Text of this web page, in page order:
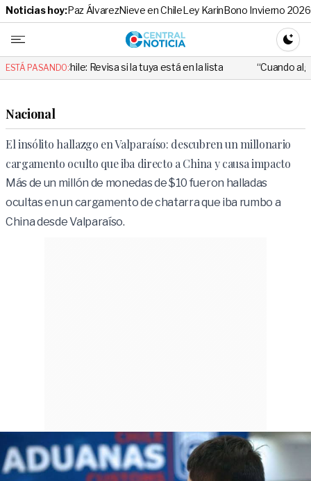
Noticias hoy:Paz ÁlvarezNieve en ChileLey KarinBono Invierno 2026
Central
ESTÁ PASANDO:
Revisa si la tuya está en la lista “Cuando alguien utiliza mal
Nacional
El insólito hallazgo en Valparaíso: descubren un millonario
cargamento oculto que iba directo a China y causa impacto
Más de un millón de monedas de $10 fueron halladas
ocultas en un cargamento de chatarra que iba rumbo a
China desde Valparaíso.